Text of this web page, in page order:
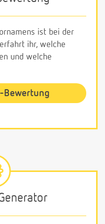
ist bei der
ihr, welche
und welche
Bewertung